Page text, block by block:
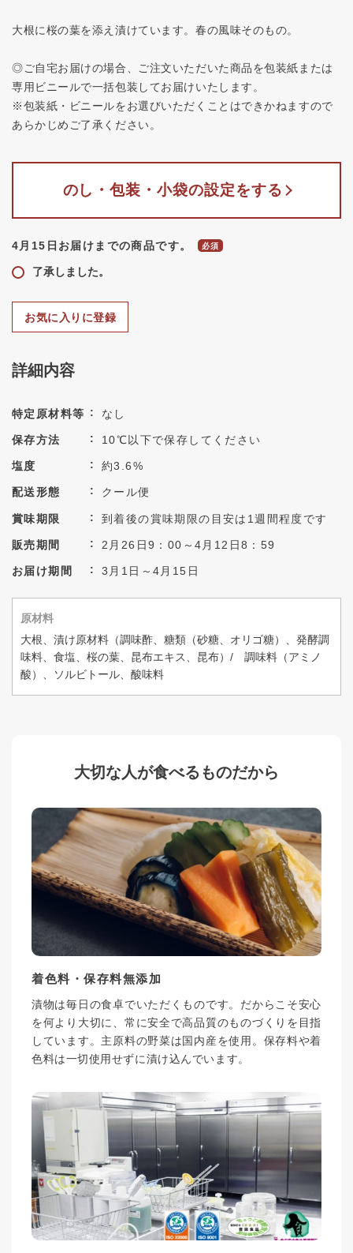
大根に桜の葉を添え漬けています。春の風味そのもの。
◎ご自宅お届けの場合、ご注文いただいた商品を包装紙または
専用ビニールで一括包装してお届けいたします。
※包装紙・ビニールをお選びいただくことはできかねますので
あらかじめご了承ください。
のし・包装・小袋の設定をする
4月15日お届けまでの商品です。
了承しました。
お気に入りに登録
詳細内容
特定原材料等 なし
保存方法 10℃以下で保存してください
塩度 約3.6%
配送形態 クール便
賞味期限 到着後の賞味期限の目安は1週間程度です
販売期間 2月26日9：00～4月12日8：59
お届け期間 3月1日～4月15日
原材料
大根、漬け原材料（調味酢、糖類（砂糖、オリゴ糖）、発酵調
味料、食塩、桜の葉、昆布エキス、昆布）/ 調味料（アミノ
酸）、ソルビトール、酸味料
大切な人が食べるものだから
着色料・保存料無添加
漬物は毎日の食卓でいただくものです。だからこそ安心
を何より大切に、常に安全で高品質のものづくりを目指
しています。主原料の野菜は国内産を使用。保存料や着
色料は一切使用せずに漬け込んでいます。